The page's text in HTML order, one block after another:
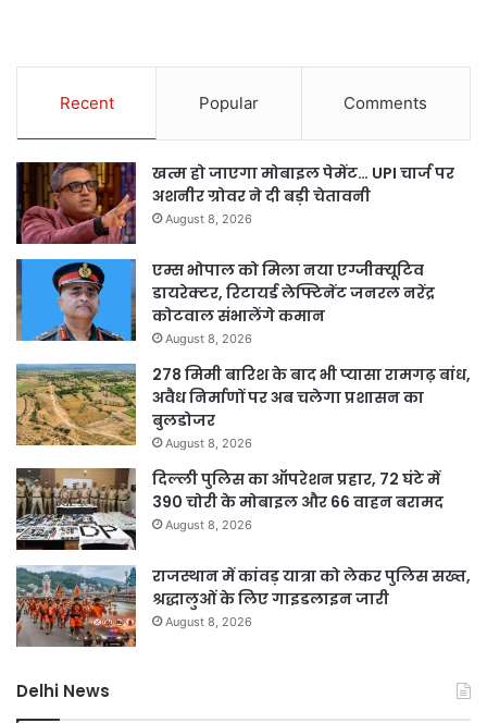
Recent Popular Comments
खत्म हो जाएगा मोबाइल पेमेंट… UPI चार्ज पर
अशनीर ग्रोवर ने दी बड़ी चेतावनी
August 8, 2026
एम्स भोपाल को मिला नया एग्जीक्यूटिव
डायरेक्टर, रिटायर्ड लेफ्टिनेंट जनरल नरेंद्र
कोटवाल संभालेंगे कमान
August 8, 2026
278 मिमी बारिश के बाद भी प्यासा रामगढ़ बांध,
अवैध निर्माणों पर अब चलेगा प्रशासन का
बुलडोजर
August 8, 2026
दिल्ली पुलिस का ऑपरेशन प्रहार, 72 घंटे में
390 चोरी के मोबाइल और 66 वाहन बरामद
August 8, 2026
राजस्थान में कांवड़ यात्रा को लेकर पुलिस सख्त,
श्रद्धालुओं के लिए गाइडलाइन जारी
August 8, 2026
Delhi News